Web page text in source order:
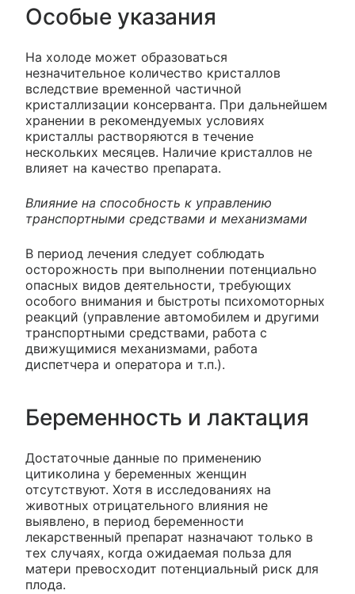
Особые указания
На холоде может образоваться
незначительное количество кристаллов
вследствие временной частичной
кристаллизации консерванта. При дальнейшем
хранении в рекомендуемых условиях
кристаллы растворяются в течение
нескольких месяцев. Наличие кристаллов не
влияет на качество препарата.
Влияние на способность к управлению
транспортными средствами и механизмами
В период лечения следует соблюдать
осторожность при выполнении потенциально
опасных видов деятельности, требующих
особого внимания и быстроты психомоторных
реакций (управление автомобилем и другими
транспортными средствами, работа с
движущимися механизмами, работа
диспетчера и оператора и т.п.).
Беременность и лактация
Достаточные данные по применению
цитиколина у беременных женщин
отсутствуют. Хотя в исследованиях на
животных отрицательного влияния не
выявлено, в период беременности
лекарственный препарат назначают только в
тех случаях, когда ожидаемая польза для
матери превосходит потенциальный риск для
плода.